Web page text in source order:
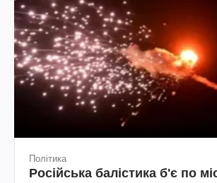
Політика
Російська балістика б'є по